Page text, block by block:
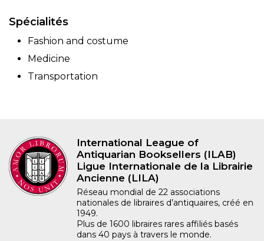
Spécialités
Fashion and costume
Medicine
Transportation
International League of
Antiquarian Booksellers (ILAB)
Ligue Internationale de la Librairie
Ancienne (LILA)
Réseau mondial de 22 associations
nationales de libraires d’antiquaires, créé en
1949.
Plus de 1600 libraires rares affiliés basés
dans 40 pays à travers le monde.